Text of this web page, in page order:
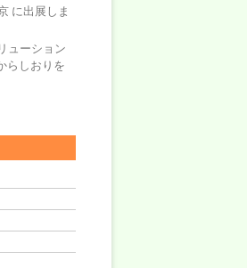
に出展しま
ューション
らしおりを